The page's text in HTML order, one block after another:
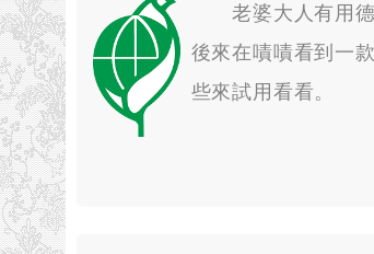
老婆大人有用德
後來在嘖嘖看到一
些來試用看看。